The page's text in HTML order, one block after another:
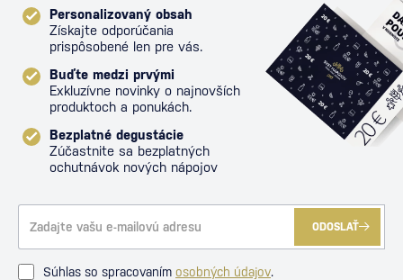
Personalizovaný obsah
Získajte odporúčania
prispôsobené len pre vás.
Buďte medzi prvými
Exkluzívne novinky o najnovších
produktoch a ponukách.
Bezplatné degustácie
Zúčastnite sa bezplatných
ochutnávok nových nápojov
ODOSLAŤ
Súhlas so spracovaním osobných údajov.